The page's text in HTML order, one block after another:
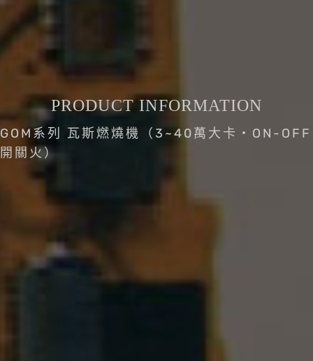
PRODUCT INFORMATION
GOM系列 瓦斯燃燒機（3~40萬大卡・ON-OFF
開關火）